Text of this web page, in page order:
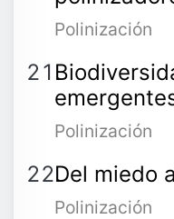
Polinización
Polinización
Del miedo
Polinización